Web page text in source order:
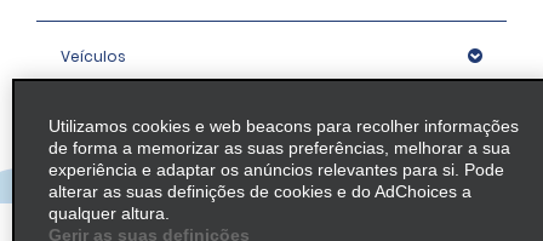
Veículos
Agências
Empresa
Utilizamos cookies e web beacons para recolher informações
de forma a memorizar as suas preferências, melhorar a sua
experiência e adaptar os anúncios relevantes para si. Pode
alterar as suas definições de cookies e do AdChoices a
qualquer altura.
Gerir as suas definições